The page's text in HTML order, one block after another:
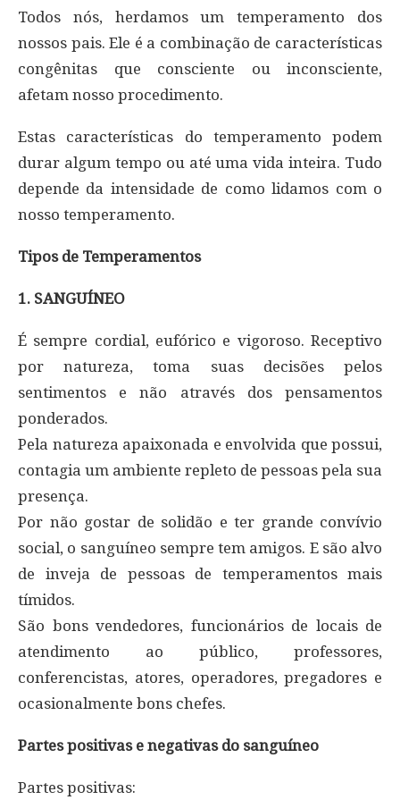
Todos nós, herdamos um temperamento dos
nossos pais. Ele é a combinação de características
congênitas que consciente ou inconsciente,
afetam nosso procedimento.
Estas características do temperamento podem
durar algum tempo ou até uma vida inteira. Tudo
depende da intensidade de como lidamos com o
nosso temperamento.
Tipos de Temperamentos
1. SANGUÍNEO
É sempre cordial, eufórico e vigoroso. Receptivo
por natureza, toma suas decisões pelos
sentimentos e não através dos pensamentos
ponderados.
Pela natureza apaixonada e envolvida que possui,
contagia um ambiente repleto de pessoas pela sua
presença.
Por não gostar de solidão e ter grande convívio
social, o sanguíneo sempre tem amigos. E são alvo
de inveja de pessoas de temperamentos mais
tímidos.
São bons vendedores, funcionários de locais de
atendimento ao público, professores,
conferencistas, atores, operadores, pregadores e
ocasionalmente bons chefes.
Partes positivas e negativas do sanguíneo
Partes positivas: